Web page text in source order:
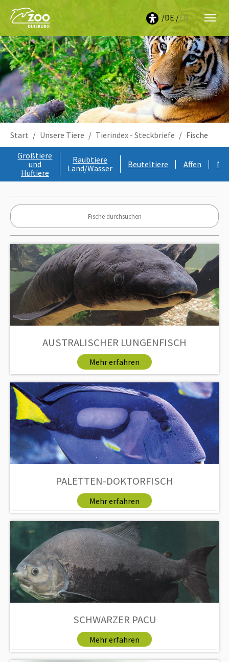
DE EN
Start Unsere Tiere Tierindex - Steckbriefe
Fische
Großtiere
und
Huftiere
Raubtiere
Land/Wasser
Beuteltiere Affen
AUSTRALISCHER LUNGENFISCH
Mehr erfahren
PALETTEN-DOKTORFISCH
Mehr erfahren
SCHWARZER PACU
Mehr erfahren